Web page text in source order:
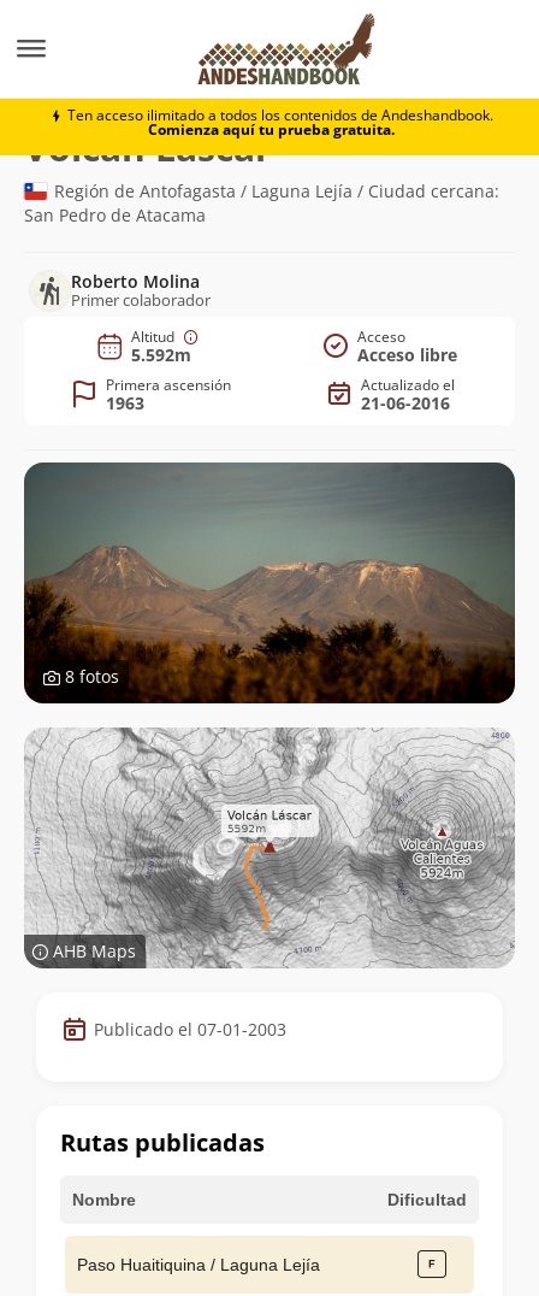
Ten acceso ilimitado a todos los contenidos de Andeshandbook.
Comienza aquí tu prueba gratuita.
Volcán Láscar
Volcán Láscar(5.592m)
Región de Antofagasta / Laguna Lejía / Ciudad cercana:
San Pedro de Atacama
Roberto Molina
Primer colaborador
Altitud
5.592m
Acceso
Acceso libre
Primera ascensión
1963
Actualizado el
21-06-2016
8 fotos
AHB Maps
Datos
de
cumbre
Publicado el 07-01-2003
Rutas publicadas
Nombre Dificultad
Paso Huaitiquina / Laguna Lejía